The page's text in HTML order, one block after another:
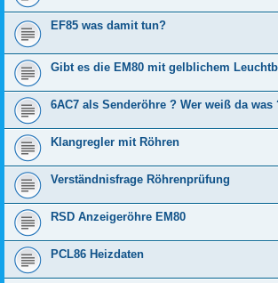
EF85 was damit tun?
Gibt es die EM80 mit gelblichem
6AC7 als Senderöhre ? Wer weiß da was
Klangregler mit Röhren
Verständnisfrage Röhrenprüfung
RSD Anzeigeröhre EM80
PCL86 Heizdaten